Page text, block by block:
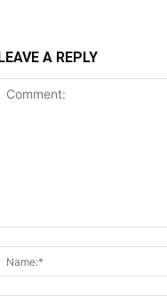
A REPLY